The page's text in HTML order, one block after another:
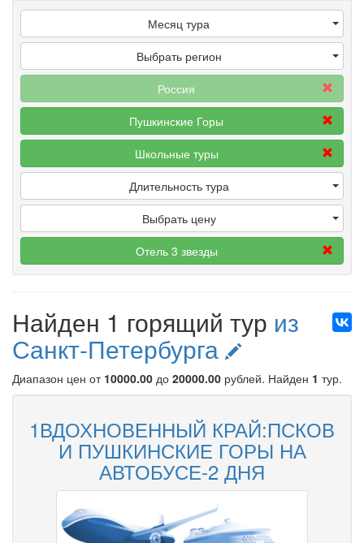
Месяц тура
Выбрать регион
Россия
Пушкинские Горы
Школьные туры
Длительность тура
Выбрать цену
Отель 3 звезды
Найден 1 горящий тур из
Санкт-Петербурга
Диапазон цен от 10000.00 до 20000.00 рублей. Найден 1 тур.
1ВДОХНОВЕННЫЙ КРАЙ:ПСКОВ
И ПУШКИНСКИЕ ГОРЫ НА
АВТОБУСЕ-2 ДНЯ